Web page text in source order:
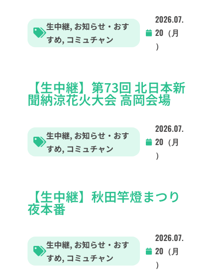
生中継, お知らせ・おす
すめ, コミュチャン
2026.07.
20（月
）
【生中継】第73回 北日本新
聞納涼花火大会 高岡会場
生中継, お知らせ・おす
すめ, コミュチャン
2026.07.
20（月
）
【生中継】秋田竿燈まつり
夜本番
生中継, お知らせ・おす
すめ, コミュチャン
2026.07.
20（月
）